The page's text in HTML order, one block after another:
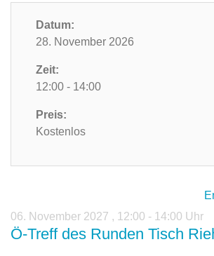
Datum:
28. November 2026
Zeit:
12:00 - 14:00
Preis:
Kostenlos
06. November 2027 , 12:00 - 14:00 Uhr
Ö-Treff des Runden Tisch